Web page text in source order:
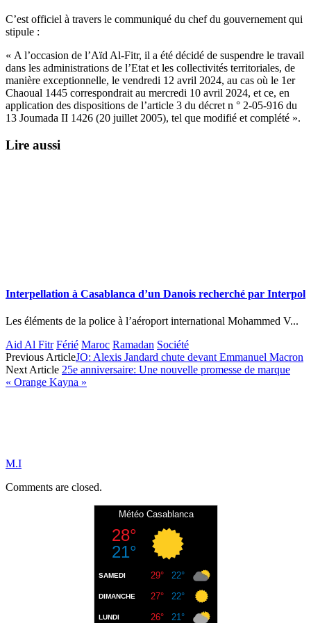
C’est officiel à travers le communiqué du chef du gouvernement qui
stipule :
« A l’occasion de l’Aïd Al-Fitr, il a été décidé de suspendre le travail
dans les administrations de l’Etat et les collectivités territoriales, de
manière exceptionnelle, le vendredi 12 avril 2024, au cas où le 1er
Chaoual 1445 correspondrait au mercredi 10 avril 2024, et ce, en
application des dispositions de l’article 3 du décret n ° 2-05-916 du
13 Joumada II 1426 (20 juillet 2005), tel que modifié et complété ».
Lire aussi
Interpellation à Casablanca d’un Danois recherché par Interpol
Les éléments de la police à l’aéroport international Mohammed V...
Aid Al Fitr Férié Maroc Ramadan Société
Previous ArticleJO: Alexis Jandard chute devant Emmanuel Macron
Next Article 25e anniversaire: Une nouvelle promesse de marque
« Orange Kayna »
M.I
Comments are closed.